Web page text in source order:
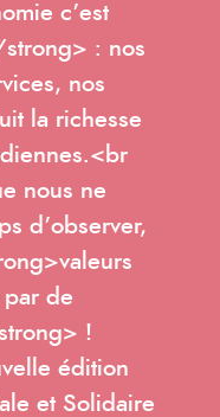
c’est
: nos
nos
la richesse
nous ne
d’observer,
par de
!
édition
et Solidaire